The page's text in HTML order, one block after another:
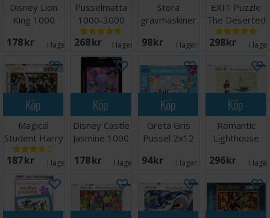
Disney Lion
King 1000
178 SEK I lager: 2
Pusselmatta
1000-3000
bitar
268 SEK I lager: 17
Stora
grävmaskiner
bitar
98 SEK I lager:
EXIT Puzzle
The Deserted
Lighthouse
298 SEK I
Köp
Magical
Student Harry
Potter 1000
bitar
187 SEK I lager:
Köp
Disney Castle
Jasmine 1000
178 SEK I lager: 3
Köp
Greta Gris
Pussel 2x12
94 SEK I lager:
Köp
Romantic
Lighthouse
296 SEK I